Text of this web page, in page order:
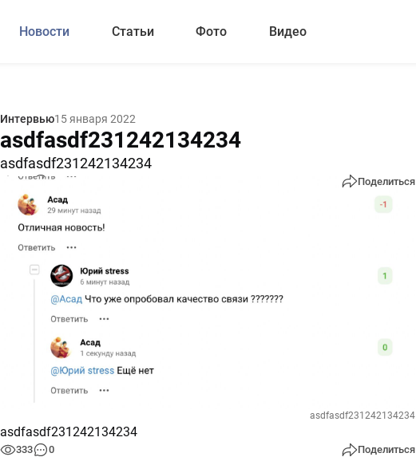
Новости Статьи Фото Видео
Интервью15 января 2022
asdfasdf231242134234
asdfasdf231242134234
333 0 Поделиться
asdfasdf231242134234
asdfasdf231242134234
333 0 Поделиться